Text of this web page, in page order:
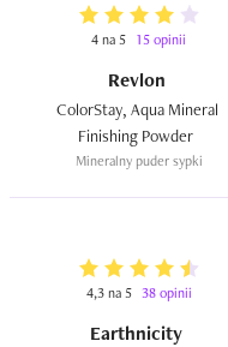
4 na 5 15 opinii
Revlon
ColorStay, Aqua Mineral
Mineralny puder sypki
4,3 na 5 38 opinii
Earthnicity